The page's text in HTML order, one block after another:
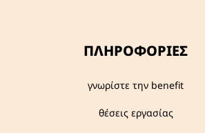
ΠΛΗΡΟΦΟΡΊΕΣ
γνωρίστε την benefit
θέσεις εργασίας